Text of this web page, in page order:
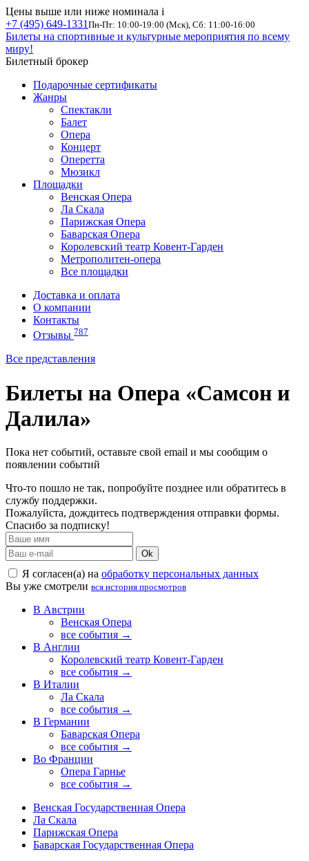
Цены выше или ниже номинала i
+7 (495) 649-1331 Пн-Пт: 10:00-19:00 (Мск), Сб: 11:00-16:00
Билеты на спортивные и культурные мероприятия по всему
миру!
Билетный брокер
Подарочные сертификаты
Жанры
Спектакли
Балет
Опера
Концерт
Оперетта
Мюзикл
Площадки
Венская Опера
Ла Скала
Парижская Опера
Баварская Опера
Королевский театр Ковент-Гарден
Метрополитен-опера
Все площадки
Доставка и оплата
О компании
Контакты
Отзывы 787
Все представления
Билеты на Опера «Самсон и
Далила»
Пока нет событий, оставьте свой email и мы сообщим о
появлении событий
Что-то пошло не так, попробуйте позднее или обратитесь в
службу поддержки.
Пожалуйста, дождитесь подтверждения отправки формы.
Спасибо за подписку!
Ok
Я согласен(а) на обработку персональных данных
Вы уже смотрели вся история просмотров
В Австрии
Венская Опера
все события →
В Англии
Королевский театр Ковент-Гарден
все события →
В Италии
Ла Скала
все события →
В Германии
Баварская Опера
все события →
Во Франции
Опера Гарнье
все события →
Венская Государственная Опера
Ла Скала
Парижская Опера
Баварская Государственная Опера